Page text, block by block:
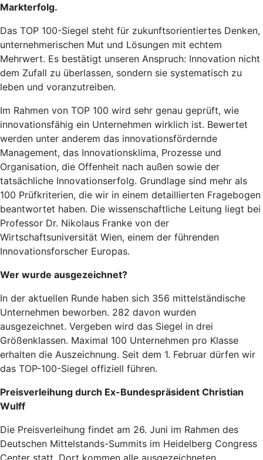
Markterfolg.
Das TOP 100-Siegel steht für zukunftsorientiertes Denken,
unternehmerischen Mut und Lösungen mit echtem
Mehrwert. Es bestätigt unseren Anspruch: Innovation nicht
dem Zufall zu überlassen, sondern sie systematisch zu
leben und voranzutreiben.
Im Rahmen von TOP 100 wird sehr genau geprüft, wie
innovationsfähig ein Unternehmen wirklich ist. Bewertet
werden unter anderem das innovationsfördernde
Management, das Innovationsklima, Prozesse und
Organisation, die Offenheit nach außen sowie der
tatsächliche Innovationserfolg. Grundlage sind mehr als
100 Prüfkriterien, die wir in einem detaillierten Fragebogen
beantwortet haben. Die wissenschaftliche Leitung liegt bei
Professor Dr. Nikolaus Franke von der
Wirtschaftsuniversität Wien, einem der führenden
Innovationsforscher Europas.
Wer wurde ausgezeichnet?
In der aktuellen Runde haben sich 356 mittelständische
Unternehmen beworben. 282 davon wurden
ausgezeichnet. Vergeben wird das Siegel in drei
Größenklassen. Maximal 100 Unternehmen pro Klasse
erhalten die Auszeichnung. Seit dem 1. Februar dürfen wir
das TOP-100-Siegel offiziell führen.
Preisverleihung durch Ex-Bundespräsident Christian
Wulff
Die Preisverleihung findet am 26. Juni im Rahmen des
Deutschen Mittelstands-Summits im Heidelberg Congress
Center statt. Dort kommen alle ausgezeichneten